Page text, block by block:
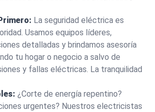
La seguridad eléctrica es
Usamos equipos líderes,
detalladas y brindamos asesoría
tu hogar o negocio a salvo de
y fallas eléctricas. La tranquilidad
¿Corte de energía repentino?
urgentes? Nuestros electricistas